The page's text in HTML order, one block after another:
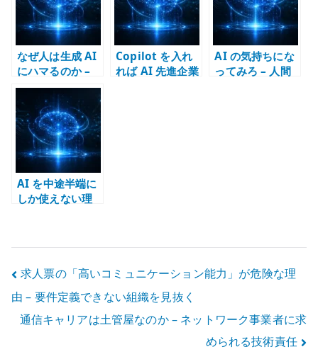
か
なぜ人は生成 AI
にハマるのか –
毎回少し違う応
答が思考を引き
込む
Copilot を入れ
れば AI 先進企業
AI の気持ちにな
ってみろ – 人間
AI を中途半端に
しか使えない理
投
稿
ナ
求人票の「高いコミュニケーション能力」が危険な理
由 – 要件定義できない組織を見抜く
通信キャリアは土管屋なのか – ネットワーク事業者に求
められる技術責任